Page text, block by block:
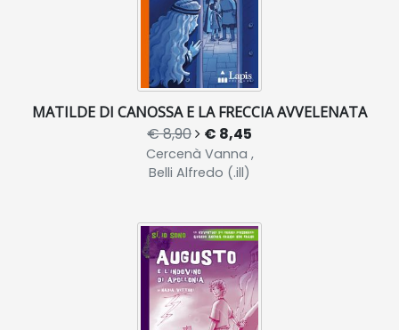
MATILDE DI CANOSSA E LA FRECCIA AVVELENATA
€ 8,90 € 8,45
Cercenà Vanna ,
Belli Alfredo (.ill)